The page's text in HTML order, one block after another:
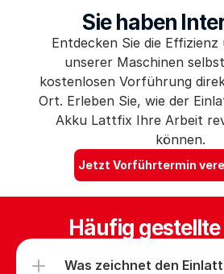
Häufig gestellte
Was zeichnet den
Sie haben
Entdecken Sie die Effizienz
unserer Maschinen
kostenlosen Vorführung
Ort. Erleben Sie, wie der
Akku Lattfix Ihre Arbeit
können.
Jetzt Vorführtermin